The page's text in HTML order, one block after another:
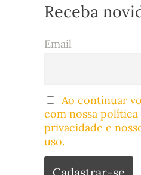
Receba
Email
Ao continuar
com nossa política
privacidade e
uso.